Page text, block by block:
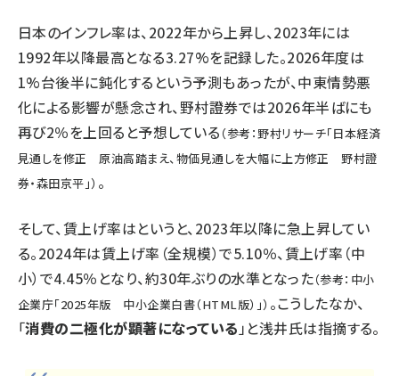
日本のインフレ率は、2022年から上昇し、2023年には
1992年以降最高となる3.27%を記録した。2026年度は
1%台後半に鈍化するという予測もあったが、中東情勢悪
化による影響が懸念され、野村證券では2026年半ばにも
再び2％を上回ると予想している （参考：野村リサーチ「日本経済
見通しを修正 原油高踏まえ、物価見通しを大幅に上方修正 野村證
券・森田京平 」） 。
そして、賃上げ率はというと、2023年以降に急上昇してい
る。2024年は賃上げ率（全規模）で5.10％、賃上げ率（中
小）で4.45％となり、約30年ぶりの水準となった（参考：中小
企業庁「2025年版 中小企業白書（HTML版） 」） 。こうしたなか、
「消費の二極化が顕著になっている」と浅井氏は指摘する。